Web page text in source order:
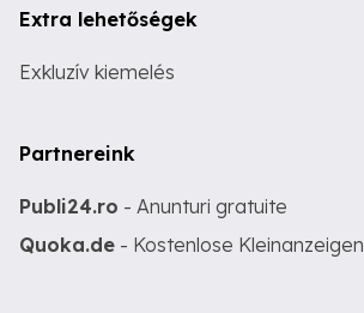
Extra lehetőségek
Exkluzív kiemelés
Partnereink
Publi24.ro - Anunturi gratuite
Quoka.de - Kostenlose Kleinanzeigen